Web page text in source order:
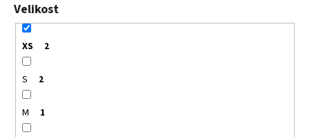
Velikost
XS 2
S 2
M 1